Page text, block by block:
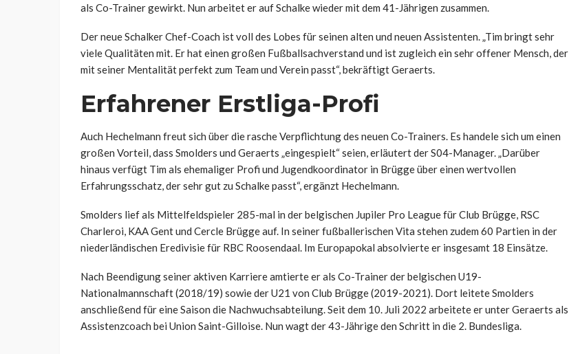
als Co-Trainer gewirkt. Nun arbeitet er auf Schalke wieder mit dem 41-Jährigen zusammen.
Der neue Schalker Chef-Coach ist voll des Lobes für seinen alten und neuen Assistenten. „Tim bringt sehr
viele Qualitäten mit. Er hat einen großen Fußballsachverstand und ist zugleich ein sehr offener Mensch, der
mit seiner Mentalität perfekt zum Team und Verein passt“, bekräftigt Geraerts.
Erfahrener Erstliga-Profi
Auch Hechelmann freut sich über die rasche Verpflichtung des neuen Co-Trainers. Es handele sich um einen
großen Vorteil, dass Smolders und Geraerts „eingespielt“ seien, erläutert der S04-Manager. „Darüber
hinaus verfügt Tim als ehemaliger Profi und Jugendkoordinator in Brügge über einen wertvollen
Erfahrungsschatz, der sehr gut zu Schalke passt“, ergänzt Hechelmann.
Smolders lief als Mittelfeldspieler 285-mal in der belgischen Jupiler Pro League für Club Brügge, RSC
Charleroi, KAA Gent und Cercle Brügge auf. In seiner fußballerischen Vita stehen zudem 60 Partien in der
niederländischen Eredivisie für RBC Roosendaal. Im Europapokal absolvierte er insgesamt 18 Einsätze.
Nach Beendigung seiner aktiven Karriere amtierte er als Co-Trainer der belgischen U19-
Nationalmannschaft (2018/19) sowie der U21 von Club Brügge (2019-2021). Dort leitete Smolders
anschließend für eine Saison die Nachwuchsabteilung. Seit dem 10. Juli 2022 arbeitete er unter Geraerts als
Assistenzcoach bei Union Saint-Gilloise. Nun wagt der 43-Jährige den Schritt in die 2. Bundesliga.